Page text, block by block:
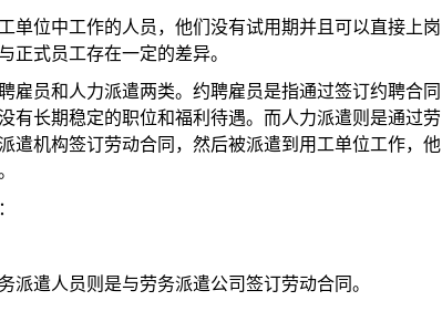
位中工作的人员，他们没有试用期并且可以直接上岗
正式员工存在一定的差异。
员和人力派遣两类。约聘雇员是指通过签订约聘合同
有长期稳定的职位和福利待遇。而人力派遣则是通过劳
遣机构签订劳动合同，然后被派遣到用工单位工作，他
遣人员则是与劳务派遣公司签订劳动合同。